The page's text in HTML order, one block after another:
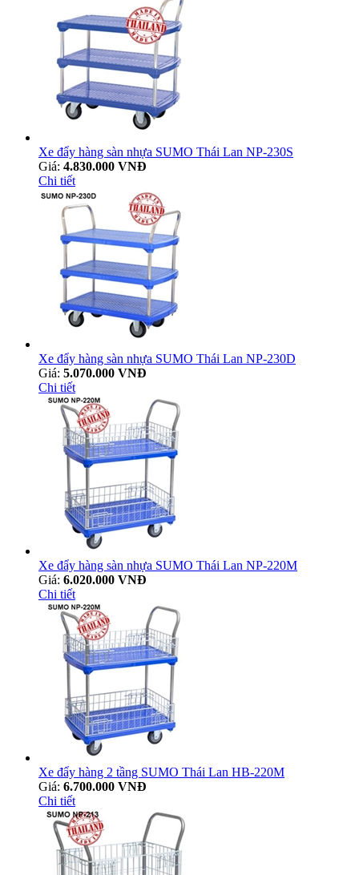
Xe đẩy hàng sàn nhựa SUMO Thái Lan NP-230S
Giá: 4.830.000 VNĐ
Chi tiết
Xe đẩy hàng sàn nhựa SUMO Thái Lan NP-230D
Giá: 5.070.000 VNĐ
Chi tiết
Xe đẩy hàng sàn nhựa SUMO Thái Lan NP-220M
Giá: 6.020.000 VNĐ
Chi tiết
Xe đẩy hàng 2 tầng SUMO Thái Lan HB-220M
Giá: 6.700.000 VNĐ
Chi tiết